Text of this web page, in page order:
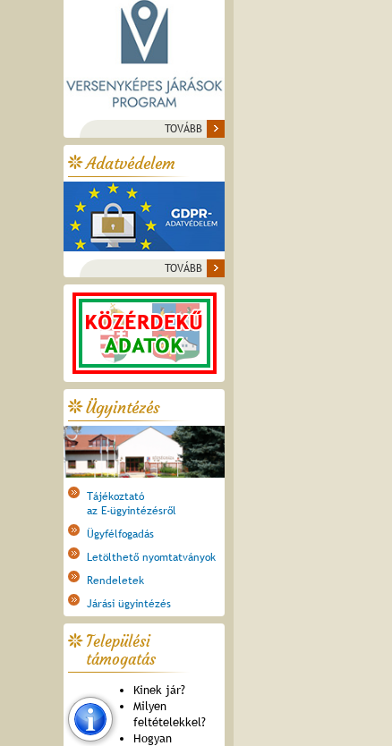
TOVÁBB
Adatvédelem
TOVÁBB
Ügyintézés
Tájékoztató
az E-ügyintézésről
Ügyfélfogadás
Letölthető nyomtatványok
Rendeletek
Járási ügyintézés
Települési
támogatás
Kinek jár?
Milyen
feltételekkel?
Hogyan